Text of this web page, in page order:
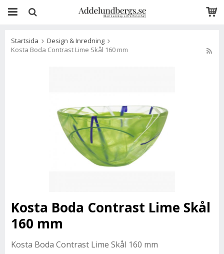
Startsida
Design & Inredning
Kosta Boda Contrast Lime Skål 160 mm
Kosta Boda Contrast Lime Skål
160 mm
Kosta Boda Contrast Lime Skål 160 mm